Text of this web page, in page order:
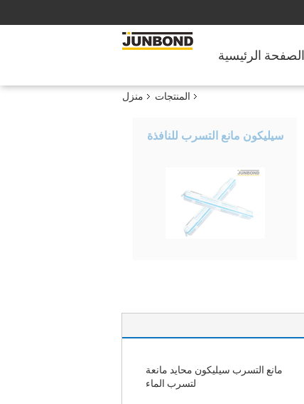
الصفحة الرئيسية
منزل المنتجات
سيليكون مانع التسرب للنافذة
مانع التسرب سيليكون محايد مانعة
لتسرب الماء